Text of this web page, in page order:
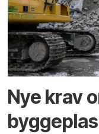
Nye krav